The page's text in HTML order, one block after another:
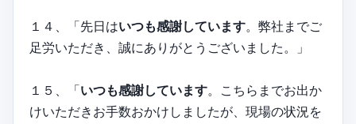
１４、「先日はいつも感謝しています。弊社までご
足労いただき、誠にありがとうございました。」
１５、「いつも感謝しています。こちらまでお出か
けいただきお手数おかけしましたが、現場の状況を